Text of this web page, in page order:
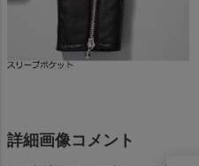
詳細画像コメント